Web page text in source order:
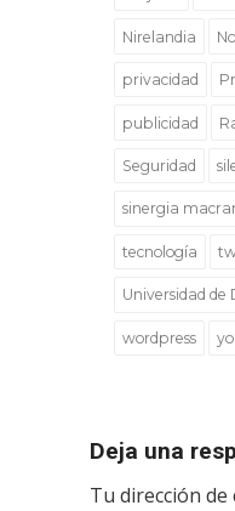
Nirelandia
privacidad
publicidad
Seguridad
sinergia
tecnología
Universidad de
wordpress
Deja una
Tu dirección